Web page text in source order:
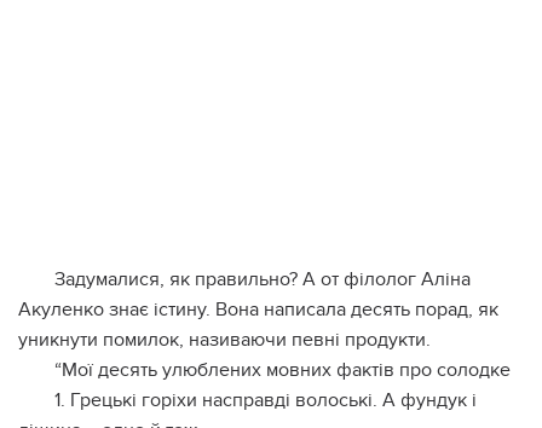
Задумалися, як правильно? А от філолог Аліна
Акуленко знає істину. Вона написала десять порад, як
уникнути помилок, називаючи певні продукти.
“Мої десять улюблених мовних фактів про солодке
1. Грецькі горіхи насправді волоські. А фундук і